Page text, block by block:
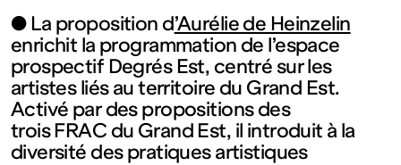
contemporain
de
Lorraine
● La proposition d’Aurélie de Heinzelin
enrichit la programmation de l’espace
prospectif Degrés Est, centré sur les
artistes liés au territoire du Grand Est.
Activé par des propositions des
trois FRAC du Grand Est, il introduit à la
diversité des pratiques artistiques